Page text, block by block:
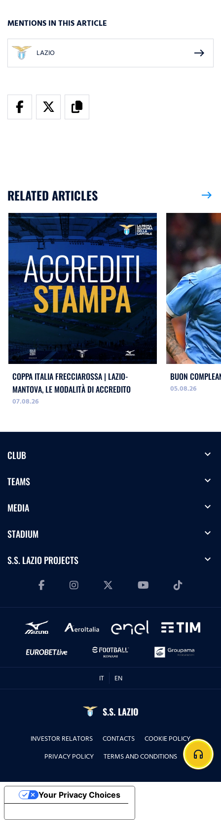
MENTIONS IN THIS ARTICLE
LAZIO east
RELATED ARTICLES east
COPPA ITALIA FRECCIAROSSA | LAZIO-
MANTOVA, LE MODALITÀ DI ACCREDITO
07.08.26
BUON
05.08.26
CLUB expand_more
TEAMS expand_more
MEDIA expand_more
STADIUM expand_more
S.S. LAZIO PROJECTS expand_more
IT EN
S.S. LAZIO
INVESTOR RELATORS CONTACTS
COOKIE POLICY
PRIVACY POLICY
TERMS AND CONDITIONS headphones
Your Privacy Choices